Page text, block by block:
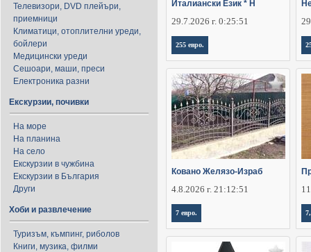
Телевизори, DVD плейъри,
приемници
Климатици, отоплителни уреди,
бойлери
Медицински уреди
Сешоари, маши, преси
Електроника разни
Екскурзии, почивки
На море
На планина
На село
Екскурзии в чужбина
Екскурзии в България
Други
Хоби и развлечение
Туризъм, къмпинг, риболов
Книги, музика, филми
Италиански Език * Н
29.7.2026 г. 0:25:51
255 евро.
Ковано Желязо-Израб
4.8.2026 г. 21:12:51
7 евро.